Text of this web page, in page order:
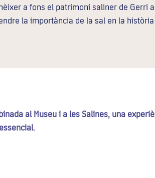
a fons el patrimoni saliner de Gerri
la importància de la sal en la història
al Museu i a les Salines, una